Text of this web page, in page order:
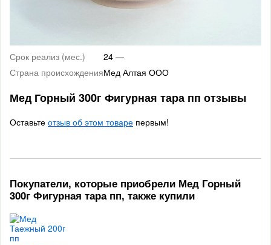
Срок реализ (мес.)
24 —
Страна происхожденияМед Алтая ООО
Мед Горный 300г Фигурная тара пп отзывы
Оставьте отзыв об этом товаре первым!
Покупатели, которые приобрели Мед Горный
300г Фигурная тара пп, также купили